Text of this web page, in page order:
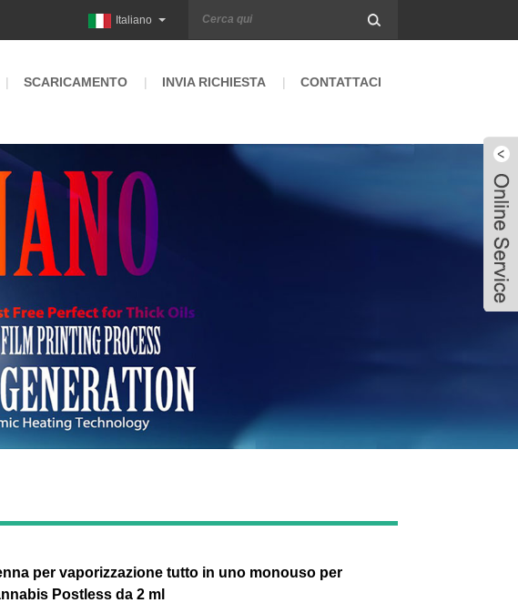
Italiano
SCARICAMENTO INVIA RICHIESTA CONTATTACI
per vaporizzazione tutto in uno monouso per
Postless da 2 ml